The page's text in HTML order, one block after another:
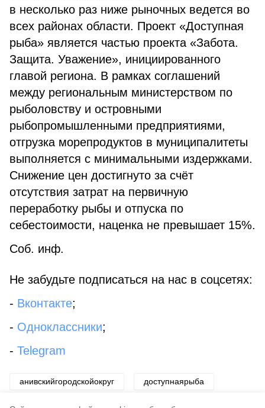
в несколько раз ниже рыночных ведется во
всех районах области. Проект «Доступная
рыба» является частью проекта «Забота.
Защита. Уважение», инициированного
главой региона. В рамках соглашений
между региональным министерством по
рыболовству и островными
рыбопромышленными предприятиями,
отгрузка морепродуктов в муниципалитеты
выполняется с минимальными издержками.
Снижение цен достигнуто за счёт
отсутствия затрат на первичную
переработку рыбы и отпуска по
себестоимости, наценка не превышает 15%.
Соб. инф.
Не забудьте подписаться на нас в соцсетях:
- Вконтакте;
- Одноклассники;
- Telegram
анивскийгородскойокруг доступнаярыба